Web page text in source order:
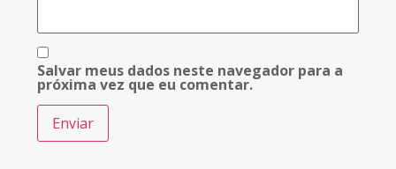
Salvar meus dados neste navegador para a
próxima vez que eu comentar.